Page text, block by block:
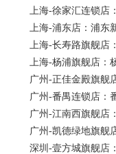
上海-徐家汇连锁店：
上海-浦东店：浦东新
上海-长寿路旗舰店：
上海-杨浦旗舰店：杨
广州-正佳金殿旗舰店
广州-番禺连锁店：番
广州-江南西旗舰店：
广州-凯德绿地旗舰店
深圳-壹方城旗舰店：